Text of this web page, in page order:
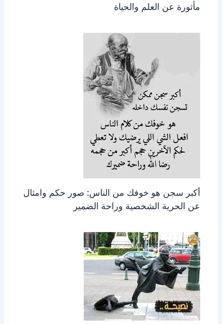
مأثورة عن العلم والحياة
أكبر سجن هو خوفك من الناس: صور حكم وامثال
عن الحرية الشخصية وراحة الضمير